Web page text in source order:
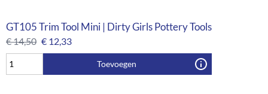
GT105 Trim Tool Mini | Dirty Girls Pottery Tools
€14,50 € 12,33
Toevoegen